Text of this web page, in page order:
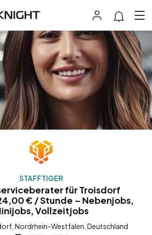
STAFFTIGER
für Troisdorf
€ / Stunde – Nebenjobs,
Vollzeitjobs
Nordrhein-Westfalen, Deutschland